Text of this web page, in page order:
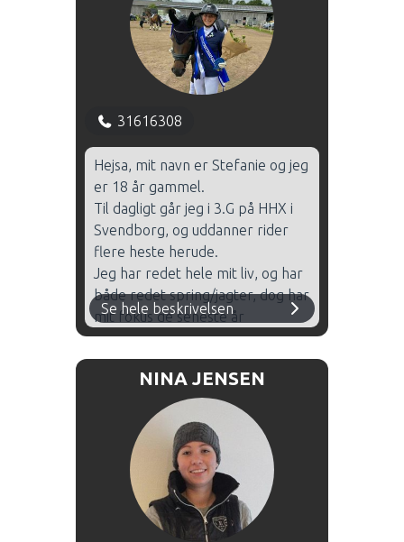
31616308
Hejsa, mit navn er Stefanie og jeg
er 18 år gammel.
Til dagligt går jeg i 3.G på HHX i
Svendborg, og uddanner rider
flere heste herude.
Jeg har redet hele mit liv, og har
både redet spring/jagter, dog har
mit fokus de seneste år
udelukkende været på dressur,
hvor jeg med mine heste har
redet flere landstævner samt
mesterskaber.
Jeg elsker samarbejdet med
hestene, samt forståelsen af
hvorfor vi gør som vi gør, hvilket
min undervisning tydligt bærer
præg af.
Se hele beskrivelsen
NINA JENSEN